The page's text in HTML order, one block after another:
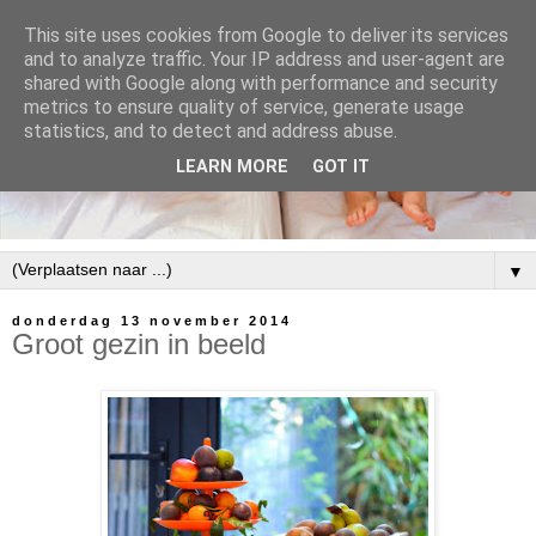
▼
donderdag 13 november 2014
Groot gezin in beeld
This site uses cookies from Google to deliver its services
and to analyze traffic. Your IP address and user-agent are
shared with Google along with performance and security
metrics to ensure quality of service, generate usage
statistics, and to detect and address abuse.
LEARN MORE GOT IT